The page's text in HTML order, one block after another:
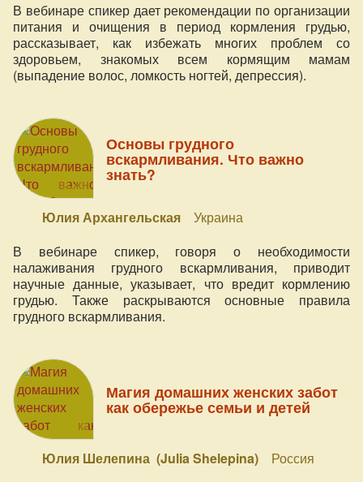
В вебинаре спикер дает рекомендации по организации
питания и очищения в период кормления грудью,
рассказывает, как избежать многих проблем со
здоровьем, знакомых всем кормящим мамам
(выпадение волос, ломкость ногтей, депрессия).
Основы грудного
вскармливания. Что важно
знать?
Юлия Архангельская
Украина
В вебинаре спикер, говоря о необходимости
налаживания грудного вскармливания, приводит
научные данные, указывает, что вредит кормлению
грудью. Также раскрываются основные правила
грудного вскармливания.
Магия домашних женских забот
как обережье семьи и детей
Юлия Шелепина (Julia Shelepina)
Россия